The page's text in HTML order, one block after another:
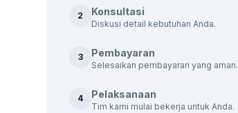
2 Konsultasi
Diskusi detail kebutuhan Anda.
3 Pembayaran
Selesaikan pembayaran yang aman.
4 Pelaksanaan
Tim kami mulai bekerja untuk Anda.